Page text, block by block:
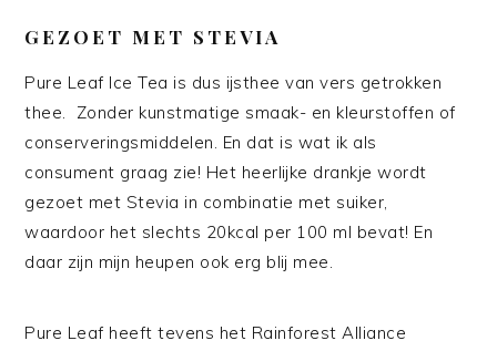
GEZOET MET STEVIA
Pure Leaf Ice Tea is dus ijsthee van vers getrokken
thee. Zonder kunstmatige smaak- en kleurstoffen of
conserveringsmiddelen. En dat is wat ik als
consument graag zie! Het heerlijke drankje wordt
gezoet met Stevia in combinatie met suiker,
waardoor het slechts 20kcal per 100 ml bevat! En
daar zijn mijn heupen ook erg blij mee.
Pure Leaf heeft tevens het Rainforest Alliance